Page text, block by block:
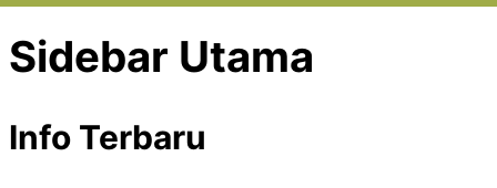
Sidebar Utama
Info Terbaru